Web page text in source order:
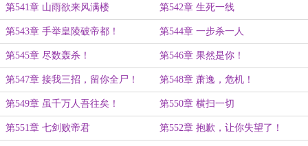
第541章 山雨欲来风满楼 第542章 生死一线
第543章 手举皇陵破帝都！ 第544章 一步杀一人
第545章 尽数轰杀！ 第546章 果然是你！
第547章 接我三招，留你全尸！ 第548章 萧逸，危机！
第549章 虽千万人吾往矣！ 第550章 横扫一切
第551章 七剑败帝君 第552章 抱歉，让你失望了！